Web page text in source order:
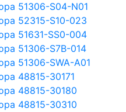
51306-S04-N01
52315-S10-023
51631-SS0-004
51306-S7B-014
51306-SWA-A01
48815-30171
48815-30180
48815-30310